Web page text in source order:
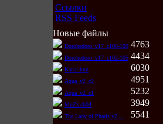
Ссылки
RSS Feeds
Новые файлы
Dorohedoro_v17_c106-109 4763
Dorohedoro_v17_c102-105 4434
Kanai-kun 6030
Aqua_v2_c2 4951
Aqua_v2_c1 5232
MuZz ch04 3949
The Lady of Pharis v2 ...
5541